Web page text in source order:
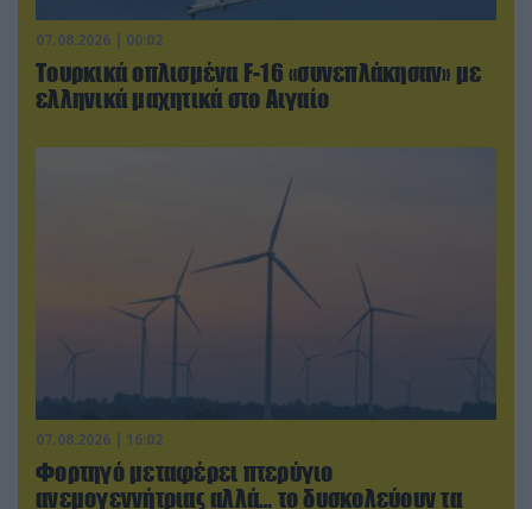
07.08.2026 | 00:02
Τουρκικά οπλισμένα F-16 «συνεπλάκησαν» με
ελληνικά μαχητικά στο Αιγαίο
07.08.2026 | 16:02
Φορτηγό μεταφέρει πτερύγιο
ανεμογεννήτριας αλλά… το δυσκολεύουν τα